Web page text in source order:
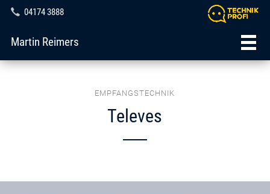
04174 3888
Martin Reimers
EMPFANGSTECHNIK
Televes